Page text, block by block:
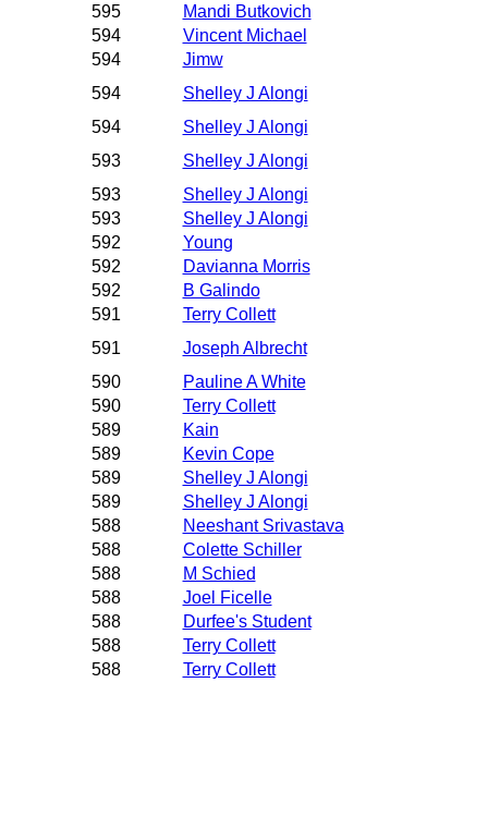
595
Mandi Butkovich
594
Vincent Michael
594
Jimw
594
Shelley J Alongi
594
Shelley J Alongi
593
Shelley J Alongi
593
Shelley J Alongi
593
Shelley J Alongi
592
Young
592
Davianna Morris
592
B Galindo
591
Terry Collett
591
Joseph Albrecht
590
Pauline A White
590
Terry Collett
589
Kain
589
Kevin Cope
589
Shelley J Alongi
589
Shelley J Alongi
588
Neeshant Srivastava
588
Colette Schiller
588
M Schied
588
Joel Ficelle
588
Durfee's Student
588
Terry Collett
588
Terry Collett